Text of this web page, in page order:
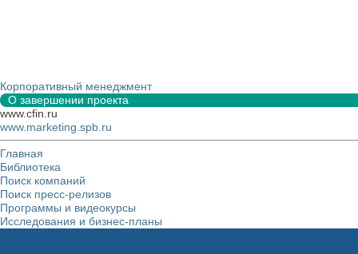
Корпоративный менеджмент
О завершении проекта
www.cfin.ru
www.marketing.spb.ru
Главная
Библиотека
Поиск компаний
Поиск пресс-релизов
Программы и видеокурсы
Исследования и бизнес-планы